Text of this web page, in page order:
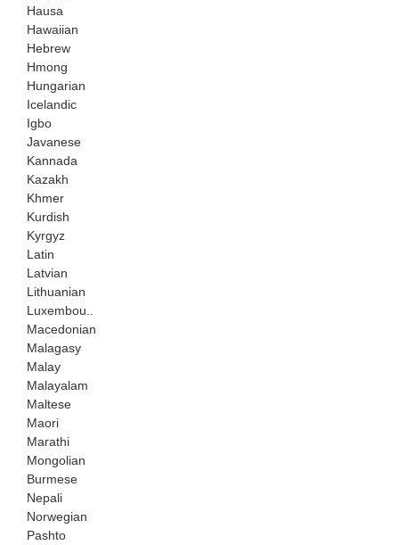
Hausa
Hawaiian
Hebrew
Hmong
Hungarian
Icelandic
Igbo
Javanese
Kannada
Kazakh
Khmer
Kurdish
Kyrgyz
Latin
Latvian
Lithuanian
Luxembou..
Macedonian
Malagasy
Malay
Malayalam
Maltese
Maori
Marathi
Mongolian
Burmese
Nepali
Norwegian
Pashto